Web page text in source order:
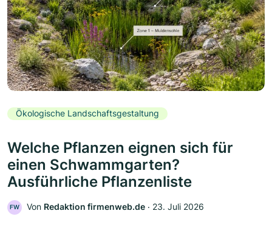
Ökologische Landschaftsgestaltung
Welche Pflanzen eignen sich für
einen Schwammgarten?
Ausführliche Pflanzenliste
FW Von Redaktion firmenweb.de ‧ 23. Juli 2026